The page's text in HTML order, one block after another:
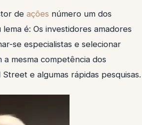
de ações número um dos
lema é: Os investidores amadores
se especialistas e selecionar
a mesma competência dos
e algumas rápidas pesquisas.